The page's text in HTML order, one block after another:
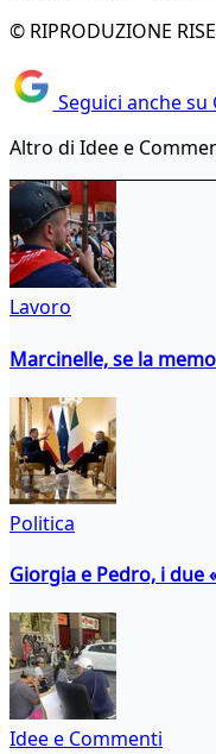
© RIPRODUZIONE
Seguici anche
Altro di Idee e
Lavoro
Marcinelle, se la
Politica
Giorgia e Pedro, i due
Idee e Commenti